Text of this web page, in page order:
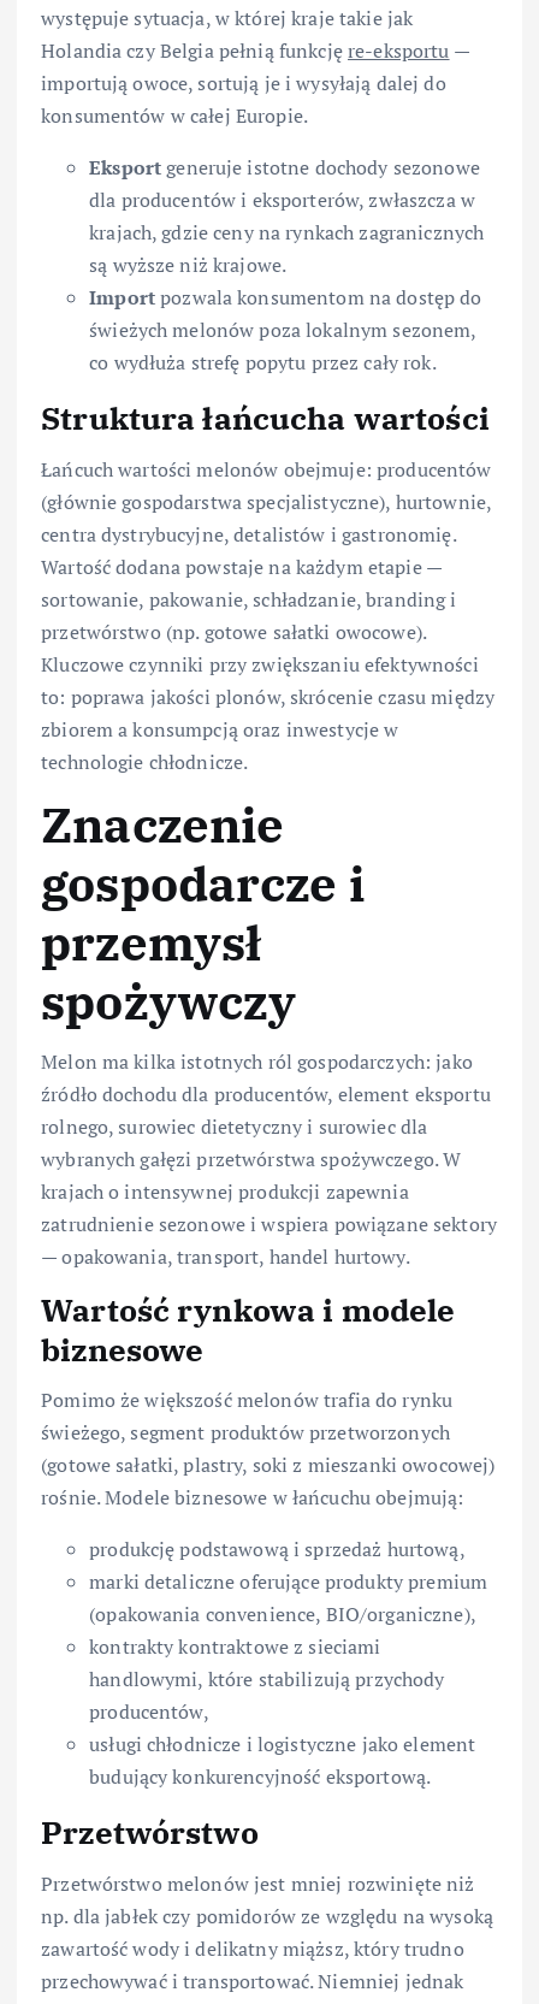
występuje sytuacja, w której kraje takie jak
Holandia czy Belgia pełnią funkcjęre-eksportu —
importują owoce, sortują je i wysyłają dalej do
konsumentów w całej Europie.
Eksportgeneruje istotne dochody sezonowe
dla producentów i eksporterów, zwłaszcza w
krajach, gdzie ceny na rynkach zagranicznych
są wyższe niż krajowe.
Importpozwala konsumentom na dostęp do
świeżych melonów poza lokalnym sezonem,
co wydłuża strefę popytu przez cały rok.
Struktura łańcucha wartości
Łańcuch wartości melonów obejmuje: producentów
(głównie gospodarstwa specjalistyczne), hurtownie,
centra dystrybucyjne, detalistów i gastronomię.
Wartość dodana powstaje na każdym etapie —
sortowanie, pakowanie, schładzanie, branding i
przetwórstwo (np. gotowe sałatki owocowe).
Kluczowe czynniki przy zwiększaniu efektywności
to: poprawa jakości plonów, skrócenie czasu między
zbiorem a konsumpcją oraz inwestycje w
technologie chłodnicze.
Znaczenie
gospodarcze i
przemysł
spożywczy
Melon ma kilka istotnych ról gospodarczych: jako
źródło dochodu dla producentów, element eksportu
rolnego, surowiec dietetyczny i surowiec dla
wybranych gałęzi przetwórstwa spożywczego. W
krajach o intensywnej produkcji zapewnia
zatrudnienie sezonowe i wspiera powiązane sektory
— opakowania, transport, handel hurtowy.
Wartość rynkowa i modele
biznesowe
Pomimo że większość melonów trafia do rynku
świeżego, segment produktów przetworzonych
(gotowe sałatki, plastry, soki z mieszanki owocowej)
rośnie. Modele biznesowe w łańcuchu obejmują:
produkcję podstawową i sprzedaż hurtową,
marki detaliczne oferujące produkty premium
(opakowania convenience, BIO/organiczne),
kontrakty kontraktowe z sieciami
handlowymi, które stabilizują przychody
producentów,
usługi chłodnicze i logistyczne jako element
budujący konkurencyjność eksportową.
Przetwórstwo
Przetwórstwo melonów jest mniej rozwinięte niż
np. dla jabłek czy pomidorów ze względu na wysoką
zawartość wody i delikatny miąższ, który trudno
przechowywać i transportować. Niemniej jednak